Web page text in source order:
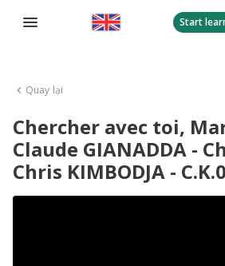
Start
Quay lại
Chercher avec toi,
Claude GIANADDA -
Chris KIMBODJA -